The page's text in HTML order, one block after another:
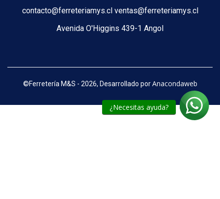
¿Necesitas ayuda?
contacto@ferreteriamys.cl ventas@ferreteriamys.cl
Avenida O'Higgins 439-1 Angol
©Ferretería M&S - 2026, Desarrollado por Anacondaweb